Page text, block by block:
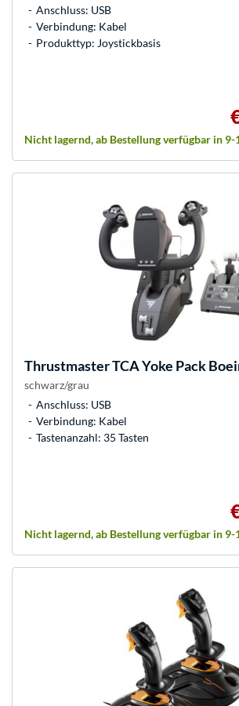
Anschluss: USB
Verbindung: Kabel
Produkttyp: Joystickbasis
Nicht lagernd, ab Bestellung verfügbar in
ThrustmasterTCA Yoke Pack
schwarz/grau
Anschluss: USB
Verbindung: Kabel
Tastenanzahl: 35 Tasten
Nicht lagernd, ab Bestellung verfügbar in